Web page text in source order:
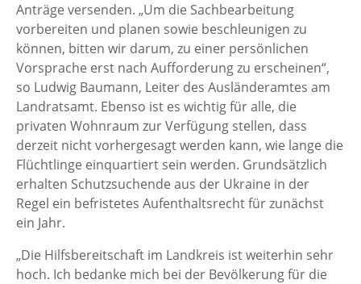
Anträge versenden. „Um die Sachbearbeitung
vorbereiten und planen sowie beschleunigen zu
können, bitten wir darum, zu einer persönlichen
Vorsprache erst nach Aufforderung zu erscheinen“,
so Ludwig Baumann, Leiter des Ausländeramtes am
Landratsamt. Ebenso ist es wichtig für alle, die
privaten Wohnraum zur Verfügung stellen, dass
derzeit nicht vorhergesagt werden kann, wie lange die
Flüchtlinge einquartiert sein werden. Grundsätzlich
erhalten Schutzsuchende aus der Ukraine in der
Regel ein befristetes Aufenthaltsrecht für zunächst
ein Jahr.
„Die Hilfsbereitschaft im Landkreis ist weiterhin sehr
hoch. Ich bedanke mich bei der Bevölkerung für die